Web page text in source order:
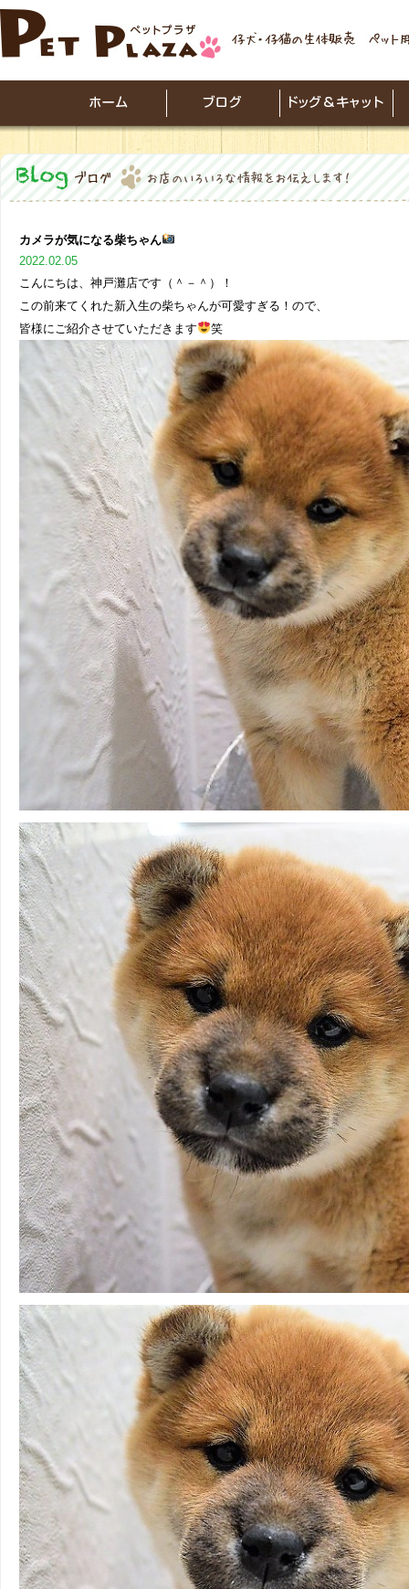
カメラが気になる柴ちゃん
2022.02.05
こんにちは、神戸灘店です（＾－＾）！
この前来てくれた新入生の柴ちゃんが可愛すぎる！ので、
皆様にご紹介させていただきます
笑